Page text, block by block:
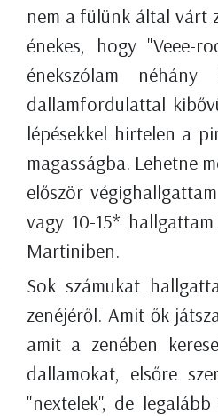
nem a fülünk által várt
énekes, hogy "Veee-
énekszólam
dallamfordulattal
lépésekkel hirtelen a
magasságba. Lehetne
először
vagy 10-15*
Martiniben.
Sok számukat
zenéjéről. Amit ők
amit a zenében
dallamokat, elsőre
"nextelek", de